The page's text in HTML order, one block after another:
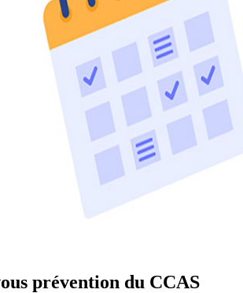
prévention du CCAS